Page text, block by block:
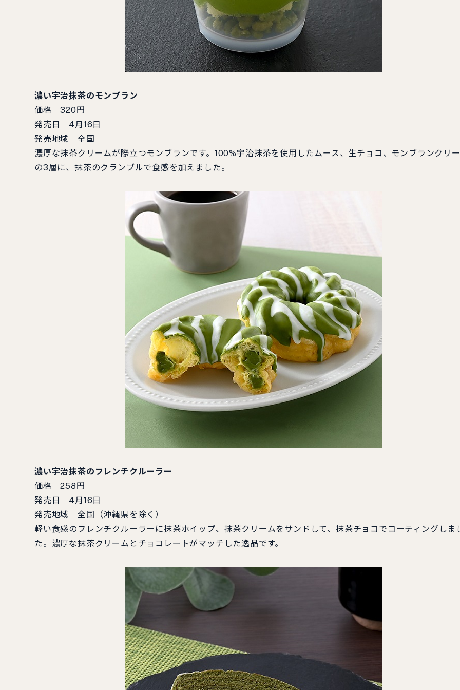
濃い宇治抹茶のモンブラン
価格 320円
発売日 4月16日
発売地域 全国
濃厚な抹茶クリームが際立つモンブランです。100%宇治抹茶を使用したムース、生チョコ、モンブランクリ
の3層に、抹茶のクランブルで食感を加えました。
濃い宇治抹茶のフレンチクルーラー
価格 258円
発売日 4月16日
発売地域 全国（沖縄県を除く）
軽い食感のフレンチクルーラーに抹茶ホイップ、抹茶クリームをサンドして、抹茶チョコでコーティングしま
た。濃厚な抹茶クリームとチョコレートがマッチした逸品です。